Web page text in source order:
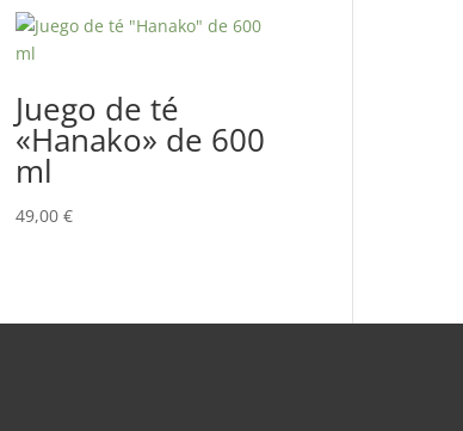
Juego de té
«Hanako» de 600
ml
49,00 €